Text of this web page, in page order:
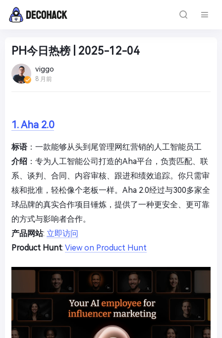
PH今日热榜 | 2025-12-04
viggo
8 月前
1. Aha 2.0
标语：一款能够从头到尾管理网红营销的人工智能员工
介绍 ：专为人工智能公司打造的Aha平台，负责匹配、联
系、谈判、合同、内容审核、跟进和绩效追踪。你只需审
核和批准，轻松像个老板一样。Aha 2.0经过与300多家全
球品牌的真实合作项目锤炼，提供了一种更安全、更可靠
的方式与影响者合作。
产品网站: 立即访问
Product Hunt: View on Product Hunt